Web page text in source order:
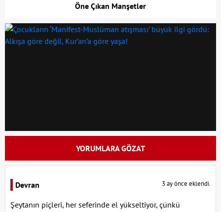
Öne Çıkan Manşetler
YORUMLARA GÖZAT
Devran 3 ay önce eklendi.
Şeytanın piçleri, her seferinde el yükseltiyor, çünkü